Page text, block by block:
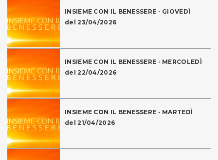
INSIEME CON IL BENESSERE - GIOVEDÌ
del 23/04/2026
INSIEME CON IL BENESSERE - MERCOLEDÌ
del 22/04/2026
INSIEME CON IL BENESSERE - MARTEDÌ
del 21/04/2026